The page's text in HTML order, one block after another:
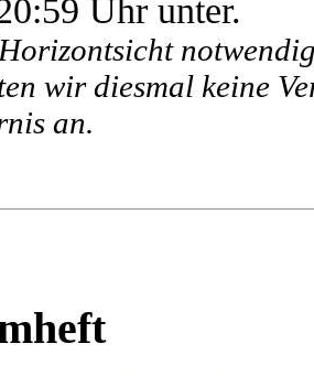
Uhr unter.
wir diesmal keine
an.